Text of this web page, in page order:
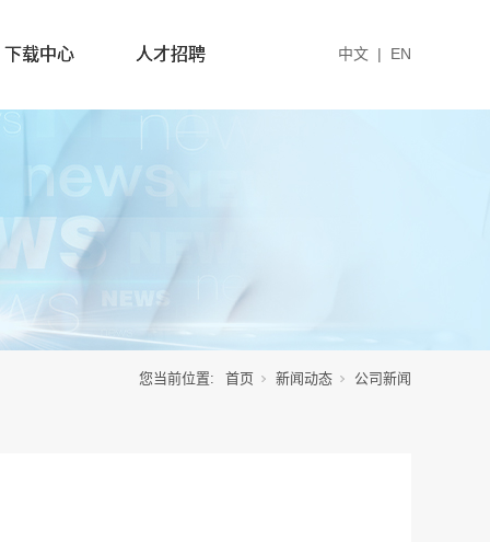
下载中心 人才招聘 中文 | EN
您当前位置: 首页 新闻动态 公司新闻